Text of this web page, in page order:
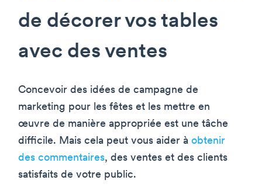
de décorer vos tables
avec des ventes
Concevoir des idées de campagne de
marketing pour les fêtes et les mettre en
œuvre de manière appropriée est une tâche
difficile. Mais cela peut vous aider à obtenir
des commentaires, des ventes et des clients
satisfaits de votre public.